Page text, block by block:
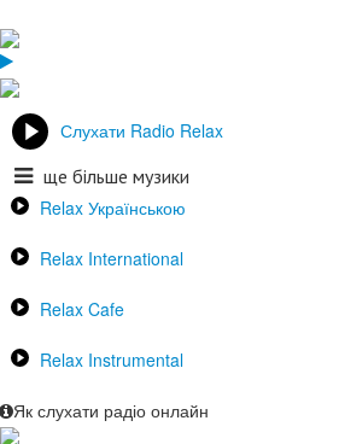
Слухати Radio Relax
ще більше музики
Relax Українською
Relax International
Relax Cafe
Relax Instrumental
Як слухати радіо онлайн